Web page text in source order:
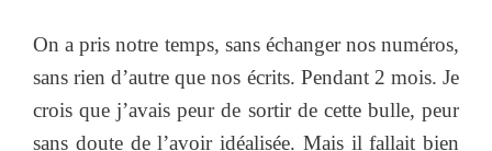
On a pris notre temps, sans échanger nos numéros,
sans rien d’autre que nos écrits. Pendant 2 mois. Je
crois que j’avais peur de sortir de cette bulle, peur
sans doute de l’avoir idéalisée. Mais il fallait bien